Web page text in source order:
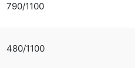
790/1100
480/1100